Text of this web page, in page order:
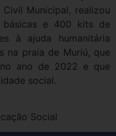
Municipal, realizou
e 400 kits de
à ajuda humanitária
na praia de Muriú, que
ano de 2022 e que
social.
Social